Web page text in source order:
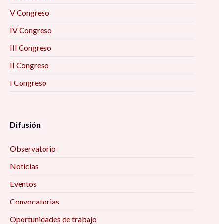
V Congreso
IV Congreso
III Congreso
II Congreso
I Congreso
Difusión
Observatorio
Noticias
Eventos
Convocatorias
Oportunidades de trabajo